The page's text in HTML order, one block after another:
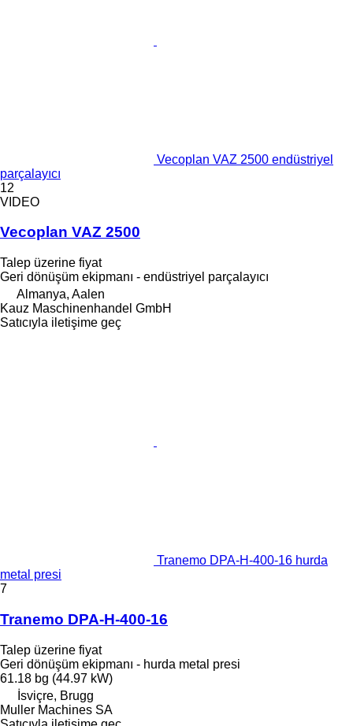
Vecoplan VAZ 2500 endüstriyel
parçalayıcı
12
VIDEO
Vecoplan VAZ 2500
Talep üzerine fiyat
Geri dönüşüm ekipmanı - endüstriyel parçalayıcı
Almanya, Aalen
Kauz Maschinenhandel GmbH
Satıcıyla iletişime geç
Tranemo DPA-H-400-16 hurda
metal presi
7
Tranemo DPA-H-400-16
Talep üzerine fiyat
Geri dönüşüm ekipmanı - hurda metal presi
61.18 bg (44.97 kW)
İsviçre, Brugg
Muller Machines SA